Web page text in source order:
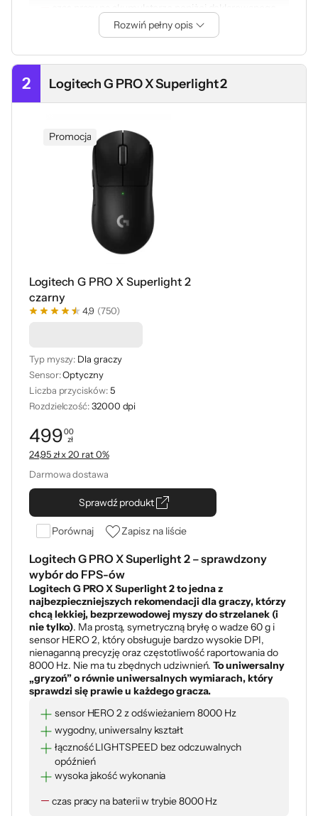
czas pracy na akumulatorze poniżej deklarowanego
(w trybie 8000 Hz)
precyzją, łączność LIGHTSPEED, odświeżanie do 8000 Hz
osób, które grają dużo i intensywnie, szczególnie w
strzelanki (sieciowe) oraz tytuły, w których liczy się
Przeczytaj także:
Test i recenzja Logitech G
Pro X2 Superstrike. Nowy
wymiar gamingu
Rozwiń pełny opis
2 Logitech G PRO X Superlight 2
Promocja
Logitech G PRO X Superlight 2
czarny
4,9 (750)
Typ myszy: Dla graczy
Sensor:Optyczny
Liczba przycisków: 5
Rozdzielczość:32000 dpi
Cena: 499,00 zł
49900
zł
24,95 zł x 20 rat 0%
Darmowa dostawa
Sprawdź produkt
Porównaj Zapisz na liście
Logitech G PRO X Superlight 2 – sprawdzony
wybór do FPS-ów
Logitech G PRO X Superlight 2 to jedna z
najbezpieczniejszych rekomendacji dla graczy, którzy
chcą lekkiej, bezprzewodowej myszy do strzelanek (i
nie tylko). Ma prostą, symetryczną bryłę o wadze 60 g i
sensor HERO 2, który obsługuje bardzo wysokie DPI,
nienaganną precyzję oraz częstotliwość raportowania do
8000 Hz. Nie ma tu zbędnych udziwnień. To uniwersalny
„gryzoń” o równie uniwersalnych wymiarach, który
sprawdzi się prawie u każdego gracza.
sensor HERO 2 z odświeżaniem 8000 Hz
wygodny, uniwersalny kształt
łączność LIGHTSPEED bez odczuwalnych
opóźnień
wysoka jakość wykonania
czas pracy na baterii w trybie 8000 Hz